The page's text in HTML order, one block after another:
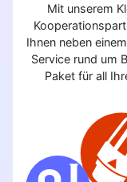
Mit unserem
Ihnen neben
Service rund um
Paket für all